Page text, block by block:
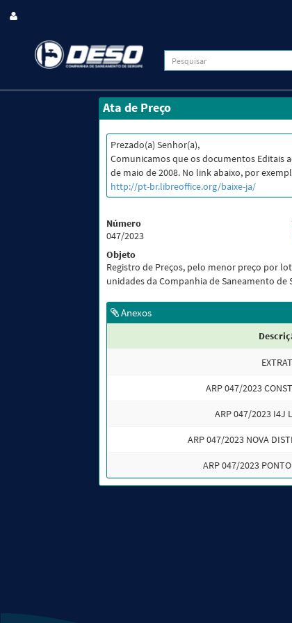
Ata de Preço
Prezado(a) Senhor(a),
Comunicamos que os documentos Editais
de maio de 2008. No link abaixo, por
http://pt-br.libreoffice.org/baixe-ja/
Número
047/2023
Objeto
Registro de Preços, pelo menor preço por
unidades da Companhia de Saneamento de
Anexos
ARP 047/2023
ARP 047/2023 I4J
ARP 047/2023 NOVA
ARP 047/2023